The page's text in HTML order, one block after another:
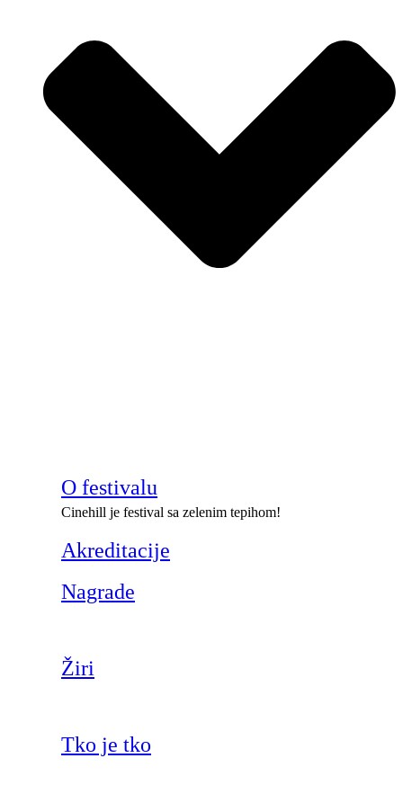
O festivalu
Cinehill je festival sa zelenim tepihom!
Akreditacije
Nagrade
Žiri
Tko je tko